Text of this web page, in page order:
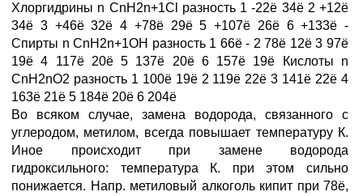
Хлоргидрины n CnH2n+1Cl разность 1 -22ё 34ё 2 +12ё
34ё 3 +46ё 32ё 4 +78ё 29ё 5 +107ё 26ё 6 +133ё -
Спирты n CnH2n+1OH разность 1 66ё - 2 78ё 12ё 3 97ё
19ё 4 117ё 20ё 5 137ё 20ё 6 157ё 19ё Кислоты n
CnH2nO2 разность 1 100ё 19ё 2 119ё 22ё 3 141ё 22ё 4
163ё 21ё 5 184ё 20ё 6 204ё
Во всяком случае, замена водорода, связанного с
углеродом, метилом, всегда повышает температуру К.
Иное происходит при замене водорода
гидроксильного: температура К. при этом сильно
понижается. Напр. метиловый алкоголь кипит при 78ё,